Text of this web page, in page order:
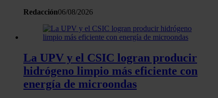
analizar el tráfico. Además, compartimos información sobre
uso que haga del sitio web con nuestros partners de redes
sociales, publicidad y análisis web, quienes pueden
con otra información que les haya proporcionado o que
recopilado a partir del uso que haya hecho de sus servicios.
Redacción06/08/2026
La UPV y el CSIC logran producir
hidrógeno limpio más eficiente con
energía de microondas